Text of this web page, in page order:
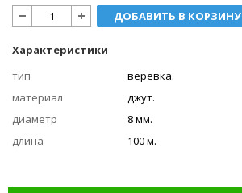
ДОБАВИТЬ В КОРЗИНУ
Характеристики
тип
веревка.
материал
джут.
диаметр
8 мм.
длина
100 м.